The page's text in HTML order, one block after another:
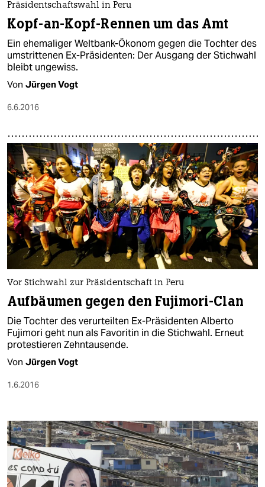
Präsidentschaftswahl in Peru
Kopf-an-Kopf-Rennen um das Amt
Ein ehemaliger Weltbank-Ökonom gegen die Tochter des
umstrittenen Ex-Präsidenten: Der Ausgang der Stichwahl
bleibt ungewiss.
Von Jürgen Vogt
6.6.2016
Vor Stichwahl zur Präsidentschaft in Peru
Aufbäumen gegen den Fujimori-Clan
Die Tochter des verurteilten Ex-Präsidenten Alberto
Fujimori geht nun als Favoritin in die Stichwahl. Erneut
protestieren Zehntausende.
Von Jürgen Vogt
1.6.2016